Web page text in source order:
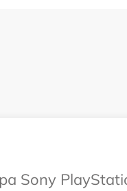
Sony